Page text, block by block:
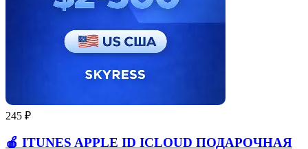
245 ₽
🍎 ITUNES APPLE ID ICLOUD ПОДАРОЧНАЯ